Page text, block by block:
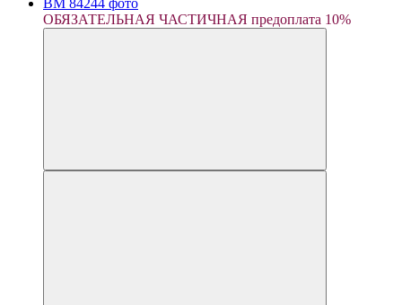
ОБЯЗАТЕЛЬНАЯ ЧАСТИЧНАЯ предоплата 10%